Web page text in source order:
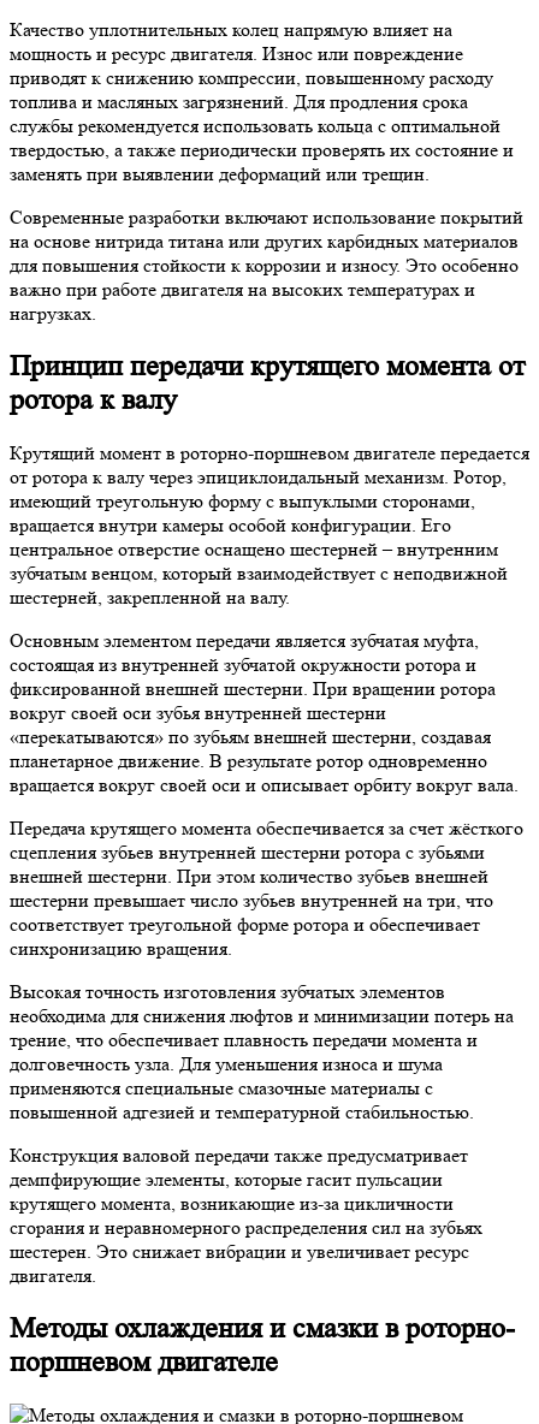
Качество уплотнительных колец напрямую влияет на
мощность и ресурс двигателя. Износ или повреждение
приводят к снижению компрессии, повышенному расходу
топлива и масляных загрязнений. Для продления срока
службы рекомендуется использовать кольца с оптимальной
твердостью, а также периодически проверять их состояние и
заменять при выявлении деформаций или трещин.
Современные разработки включают использование покрытий
на основе нитрида титана или других карбидных материалов
для повышения стойкости к коррозии и износу. Это особенно
важно при работе двигателя на высоких температурах и
нагрузках.
Принцип передачи крутящего момента от
ротора к валу
Крутящий момент в роторно-поршневом двигателе передается
от ротора к валу через эпициклоидальный механизм. Ротор,
имеющий треугольную форму с выпуклыми сторонами,
вращается внутри камеры особой конфигурации. Его
центральное отверстие оснащено шестерней – внутренним
зубчатым венцом, который взаимодействует с неподвижной
шестерней, закрепленной на валу.
Основным элементом передачи является зубчатая муфта,
состоящая из внутренней зубчатой окружности ротора и
фиксированной внешней шестерни. При вращении ротора
вокруг своей оси зубья внутренней шестерни
«перекатываются» по зубьям внешней шестерни, создавая
планетарное движение. В результате ротор одновременно
вращается вокруг своей оси и описывает орбиту вокруг вала.
Передача крутящего момента обеспечивается за счет жёсткого
сцепления зубьев внутренней шестерни ротора с зубьями
внешней шестерни. При этом количество зубьев внешней
шестерни превышает число зубьев внутренней на три, что
соответствует треугольной форме ротора и обеспечивает
синхронизацию вращения.
Высокая точность изготовления зубчатых элементов
необходима для снижения люфтов и минимизации потерь на
трение, что обеспечивает плавность передачи момента и
долговечность узла. Для уменьшения износа и шума
применяются специальные смазочные материалы с
повышенной адгезией и температурной стабильностью.
Конструкция валовой передачи также предусматривает
демпфирующие элементы, которые гасит пульсации
крутящего момента, возникающие из-за цикличности
сгорания и неравномерного распределения сил на зубьях
шестерен. Это снижает вибрации и увеличивает ресурс
двигателя.
Методы охлаждения и смазки в роторно-
поршневом двигателе